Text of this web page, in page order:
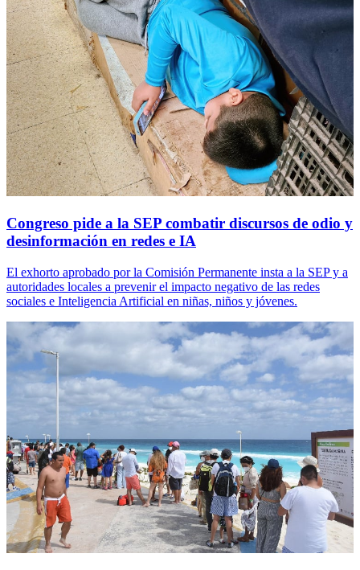
Congreso pide a la SEP combatir discursos de odio y
desinformación en redes e IA
El exhorto aprobado por la Comisión Permanente insta a la SEP y a
autoridades locales a prevenir el impacto negativo de las redes
sociales e Inteligencia Artificial en niñas, niños y jóvenes.